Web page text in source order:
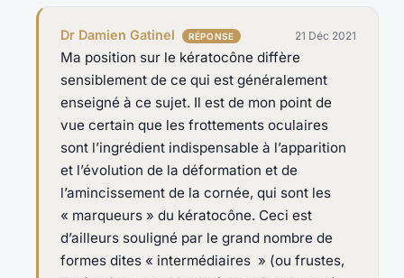
Dr Damien Gatinel 21 Déc 2021
Ma position sur le kératocône diffère
sensiblement de ce qui est généralement
enseigné à ce sujet. Il est de mon point de
vue certain que les frottements oculaires
sont l’ingrédient indispensable à l’apparition
et l’évolution de la déformation et de
l’amincissement de la cornée, qui sont les
« marqueurs » du kératocône. Ceci est
d’ailleurs souligné par le grand nombre de
formes dites « intermédiaires » (ou frustes,